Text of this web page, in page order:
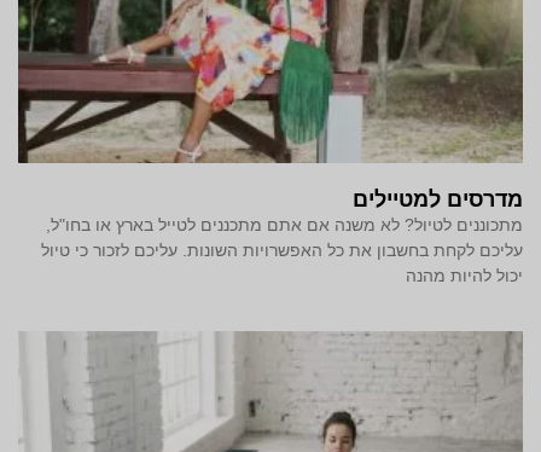
מדרסים למטיילים
מתכוננים לטיול? לא משנה אם אתם מתכננים לטייל בארץ או בחו"ל,
עליכם לקחת בחשבון את כל האפשרויות השונות. עליכם לזכור כי טיול
יכול להיות מהנה